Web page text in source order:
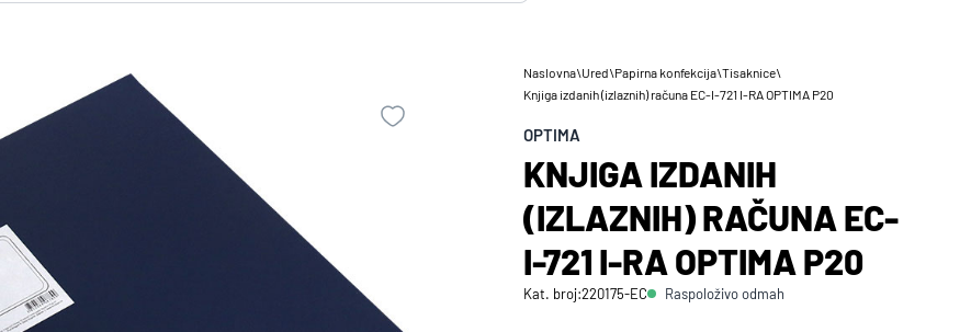
PRIJAVA POSTOJEĆIH KORISNIKA
korisničko
Zapamti me na ovom uređaju
Naslovna\Ured\Papirna konfekcija\Tisaknice\
Knjiga izdanih (izlaznih) računa EC-I-721 I-RA OPTIMA P20
OPTIMA
KNJIGA IZDANIH
(IZLAZNIH) RAČUNA EC-
I-721 I-RA OPTIMA P20
Kat. broj:220175-EC Raspoloživo odmah